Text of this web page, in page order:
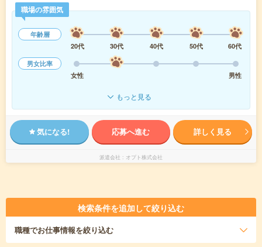
職場の雰囲気
年齢層
20代
30代 40代 50代
60代
男女比率
女性
男性
もっと見る
気になる! 応募へ進む 詳しく見る
派遣会社 オプト株式会社
検索条件を追加して絞り込む
職種でお仕事情報を絞り込む